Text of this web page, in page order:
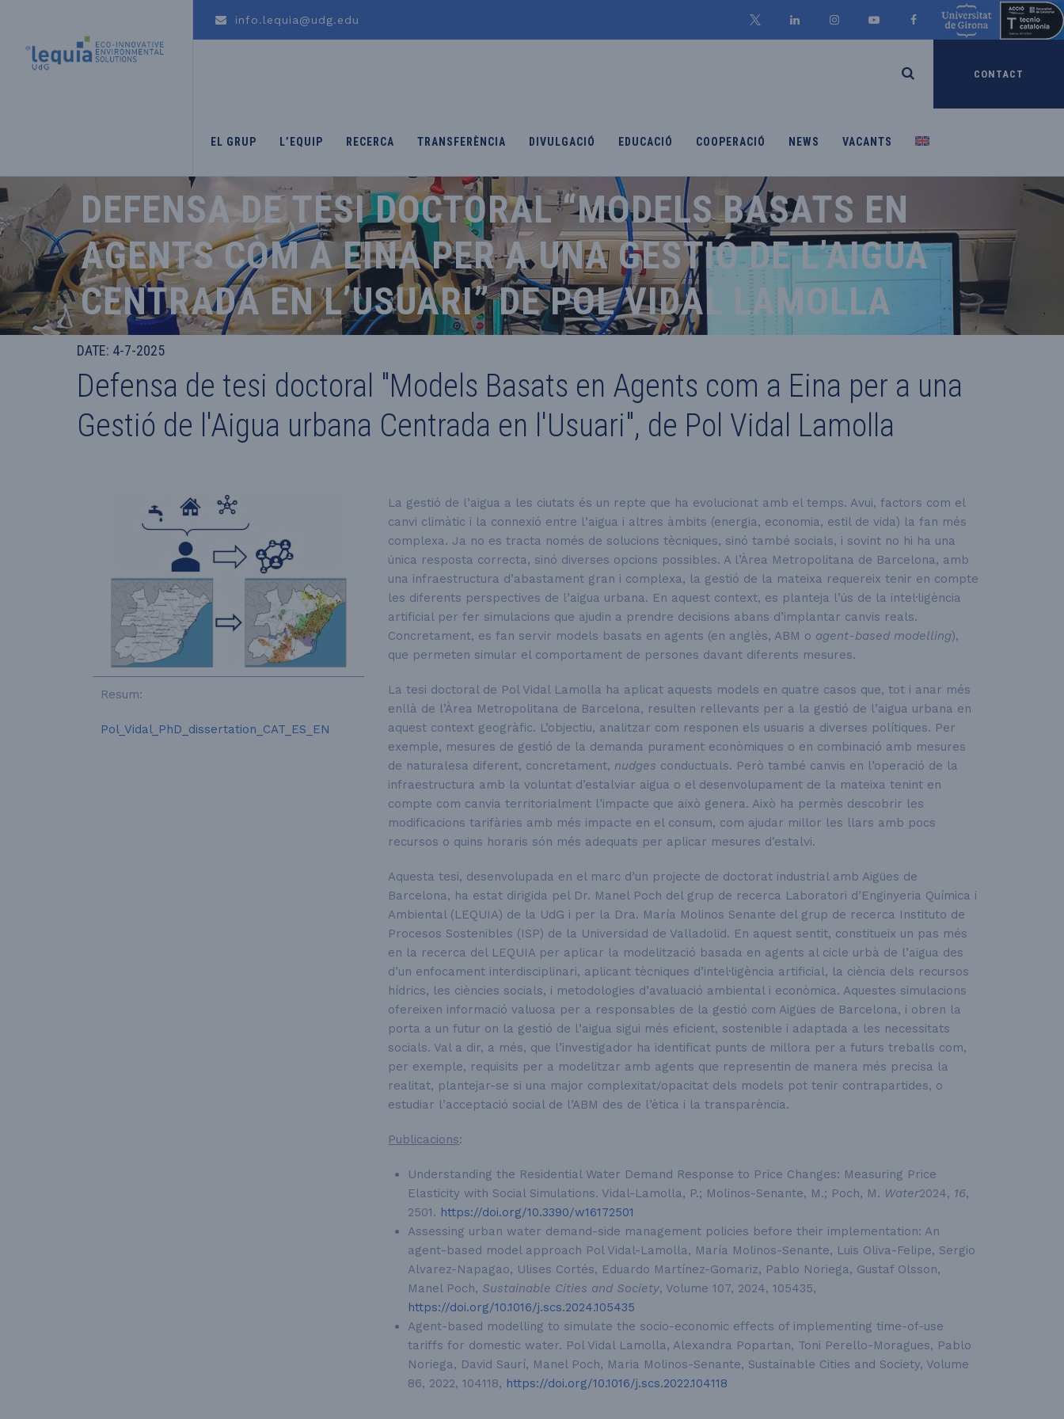
info.lequia@udg.edu
CONTACT
EL GRUP L’EQUIP RECERCA TRANSFERÈNCIA DIVULGACIÓ EDUCACIÓ COOPERACIÓ NEWS VACANTS
DEFENSA DE TESI DOCTORAL “MODELS BASATS EN
AGENTS COM A EINA PER A UNA GESTIÓ DE L’AIGUA
CENTRADA EN L’USUARI” DE POL VIDAL LAMOLLA
DATE: 4-7-2025
Defensa de tesi doctoral "Models Basats en Agents com a Eina per a una
Gestió de l'Aigua urbana Centrada en l'Usuari", de Pol Vidal Lamolla
Resum:
Pol_Vidal_PhD_dissertation_CAT_ES_EN
La gestió de l’aigua a les ciutats és un repte que ha evolucionat amb el temps. Avui, factors com el
canvi climàtic i la connexió entre l’aigua i altres àmbits (energia, economia, estil de vida) la fan més
complexa. Ja no es tracta només de solucions tècniques, sinó també socials, i sovint no hi ha una
única resposta correcta, sinó diverses opcions possibles. A l’Àrea Metropolitana de Barcelona, amb
una infraestructura d’abastament gran i complexa, la gestió de la mateixa requereix tenir en compte
les diferents perspectives de l’aigua urbana. En aquest context, es planteja l’ús de la intel·ligència
artificial per fer simulacions que ajudin a prendre decisions abans d’implantar canvis reals.
Concretament, es fan servir models basats en agents (en anglès, ABM o agent-based modelling),
que permeten simular el comportament de persones davant diferents mesures.
La tesi doctoral de Pol Vidal Lamolla ha aplicat aquests models en quatre casos que, tot i anar més
enllà de l’Àrea Metropolitana de Barcelona, resulten rellevants per a la gestió de l’aigua urbana en
aquest context geogràfic. L’objectiu, analitzar com responen els usuaris a diverses polítiques. Per
exemple, mesures de gestió de la demanda purament econòmiques o en combinació amb mesures
de naturalesa diferent, concretament,nudges conductuals. Però també canvis en l’operació de la
infraestructura amb la voluntat d’estalviar aigua o el desenvolupament de la mateixa tenint en
compte com canvia territorialment l’impacte que això genera. Això ha permès descobrir les
modificacions tarifàries amb més impacte en el consum, com ajudar millor les llars amb pocs
recursos o quins horaris són més adequats per aplicar mesures d’estalvi.
Aquesta tesi, desenvolupada en el marc d’un projecte de doctorat industrial amb Aigües de
Barcelona, ha estat dirigida pel Dr. Manel Poch del grup de recerca Laboratori d’Enginyeria Química i
Ambiental (LEQUIA) de la UdG i per la Dra. María Molinos Senante del grup de recerca Instituto de
Procesos Sostenibles (ISP) de la Universidad de Valladolid. En aquest sentit, constitueix un pas més
en la recerca del LEQUIA per aplicar la modelització basada en agents al cicle urbà de l’aigua des
d’un enfocament interdisciplinari, aplicant tècniques d’intel·ligència artificial, la ciència dels recursos
hídrics, les ciències socials, i metodologies d’avaluació ambiental i econòmica. Aquestes simulacions
ofereixen informació valuosa per a responsables de la gestió com Aigües de Barcelona, i obren la
porta a un futur on la gestió de l’aigua sigui més eficient, sostenible i adaptada a les necessitats
socials. Val a dir, a més, que l’investigador ha identificat punts de millora per a futurs treballs com,
per exemple, requisits per a modelitzar amb agents que representin de manera més precisa la
realitat, plantejar-se si una major complexitat/opacitat dels models pot tenir contrapartides, o
estudiar l’acceptació social de l’ABM des de l’ètica i la transparència.
Publicacions:
Understanding the Residential Water Demand Response to Price Changes: Measuring Price
Elasticity with Social Simulations. Vidal-Lamolla, P.; Molinos-Senante, M.; Poch, M. Water2024, 16,
2501. https://doi.org/10.3390/w16172501
Assessing urban water demand-side management policies before their implementation: An
agent-based model approach Pol Vidal-Lamolla, María Molinos-Senante, Luis Oliva-Felipe, Sergio
Alvarez-Napagao, Ulises Cortés, Eduardo Martínez-Gomariz, Pablo Noriega, Gustaf Olsson,
Manel Poch, Sustainable Cities and Society, Volume 107, 2024, 105435,
https://doi.org/10.1016/j.scs.2024.105435
Agent-based modelling to simulate the socio-economic effects of implementing time-of-use
tariffs for domestic water. Pol Vidal Lamolla, Alexandra Popartan, Toni Perello-Moragues, Pablo
Noriega, David Saurí, Manel Poch, Maria Molinos-Senante, Sustainable Cities and Society, Volume
86, 2022, 104118, https://doi.org/10.1016/j.scs.2022.104118